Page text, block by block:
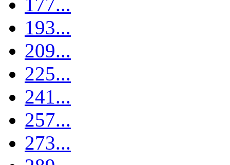
193...
209...
225...
241...
257...
273...